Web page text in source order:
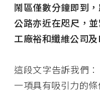
鬧區僅數分鐘即到
公路亦近在咫尺，
工廠裕和纖維公司及
這段文字告訴我們
一項具有吸引力的條